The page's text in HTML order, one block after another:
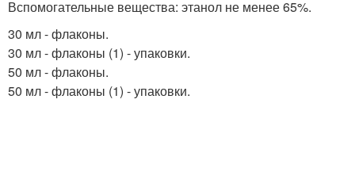
Вспомогательные вещества: этанол не менее 65%.
30 мл - флаконы.
30 мл - флаконы (1) - упаковки.
50 мл - флаконы.
50 мл - флаконы (1) - упаковки.